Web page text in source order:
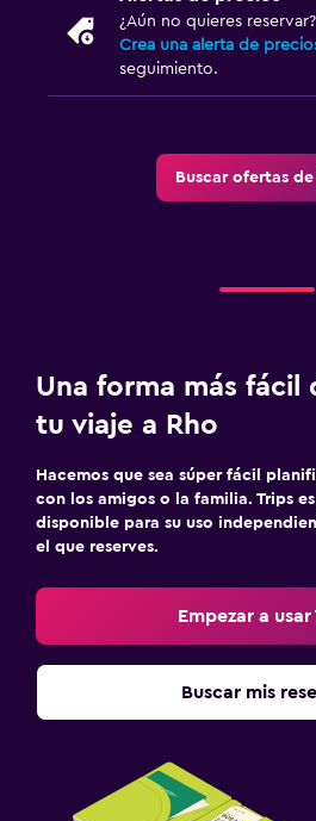
¿Aún no quieres reservar?
Crea una alerta de
seguimiento.
Buscar ofertas
Una forma más fácil
tu viaje a Rho
Hacemos que sea súper fácil
con los amigos o la familia. Trips
disponible para su uso
el que reserves.
Empezar a usar
Buscar mis